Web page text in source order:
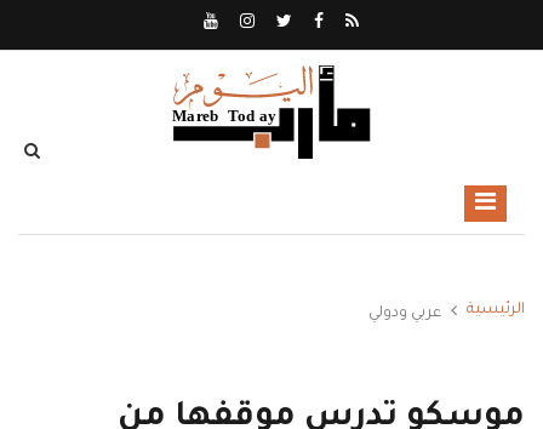
الرئيسية عربي ودولي
موسكو تدرس موقفها من